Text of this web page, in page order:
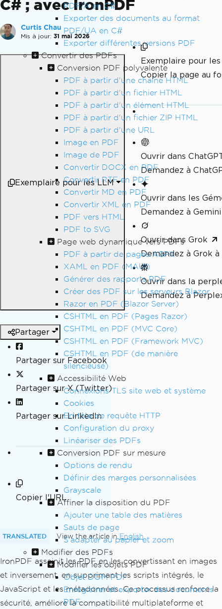
PDF/A en C#
Exporter des documents au format
PDF/UA en C#
Exporter différentes versions PDF
Convertir des PDFs
Conversion PDF polyvalente
PDF à partir d'une chaîne HTML
PDF à partir d'un fichier HTML
PDF à partir d'un élément HTML
PDF à partir d'un fichier ZIP HTML
PDF à partir d'une URL
Image en PDF
Image de PDF
Convertir DOCX en PDF
Convertir RTF en PDF
Convertir MD en PDF
Convertir XML en PDF
PDF vers HTML
PDF to SVG
Page web dynamique vers PDFs
PDF à partir de pages ASPX
XAML en PDF (MAUI)
Générer des rapports PDF
Créer des PDF sur les serveurs Blazor
Razor en PDF (Blazor Server)
CSHTML en PDF (Pages Razor)
CSHTML en PDF (MVC Core)
CSHTML en PDF (Framework MVC)
CSHTML en PDF (de manière
silencieuse)
Accessibilité Web
Connexions TLS site web et système
Cookies
En-tête de requête HTTP
Configuration du proxy
Linéariser des PDFs
Conversion PDF sur mesure
Options de rendu
Définir des marges personnalisées
Grayscale
Affiner la disposition du PDF
Ajouter une table des matières
Sauts de page
S'adapter au papier et zoom
Modifier des PDFs
Modifier les objets PDF
Objet DOM PDF
Enregistrer et exporter des documents
PDF
C# ; avec IronPDF
Curtis Chau
Mis à jour: 31 mai 2026
Exemplaire pour les LLM
Exemplaire pour les
Copier la page au
Ouvrir dans
Demandez à
Ouvrir dans les
Demandez à
Ouvrir dans Grok
Demandez à Grok
Ouvrir dans la
Demandez à
Partager
Partager sur Facebook
Partager sur X (Twitter)
Partager sur LinkedIn
Copier l'URL
TRANSLATED View the article in English
IronPDF assainit les PDF en les convertissant en images
et inversement, en supprimant les scripts intégrés, le
JavaScript et les métadonnées. Ce processus renforce la
sécurité, améliore la compatibilité multiplateforme et